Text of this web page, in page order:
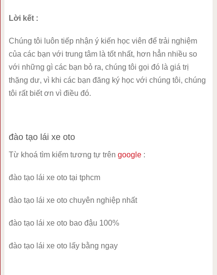
Lời kết :
Chúng tôi luôn tiếp nhận ý kiến học viên để trải nghiệm
của các bạn với trung tâm là tốt nhất, hơn hẳn nhiều so
với những gì các bạn bỏ ra, chúng tôi gọi đó là giá trị
thặng dư, vì khi các bạn đăng ký học với chúng tôi, chúng
tôi rất biết ơn vì điều đó.
đào tạo lái xe oto
Từ khoá tìm kiếm tương tự trên google:
đào tạo lái xe oto tại tphcm
đào tạo lái xe oto chuyên nghiệp nhất
đào tạo lái xe oto bao đậu 100%
đào tạo lái xe oto lấy bằng ngay